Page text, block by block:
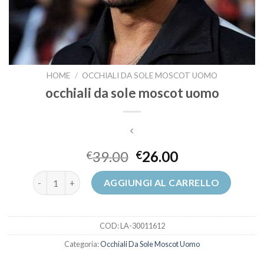
HOME / OCCHIALI DA SOLE MOSCOT UOMO
occhiali da sole moscot uomo
€39.00 €26.00
occhiali da sole moscot uomo quantità
AGGIUNGI AL CARRELLO
COD:LA-30011612
Categoria:Occhiali Da Sole Moscot Uomo